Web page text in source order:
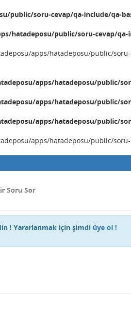
public/soru-cevap/qa-include/qa-
hatadeposu/public/soru-cevap/
apps/hatadeposu/public/
apps/hatadeposu/public/
apps/hatadeposu/public/
apps/hatadeposu/public/
apps/hatadeposu/public/
Soru Sor
! Yararlanmak için şimdi üye ol !